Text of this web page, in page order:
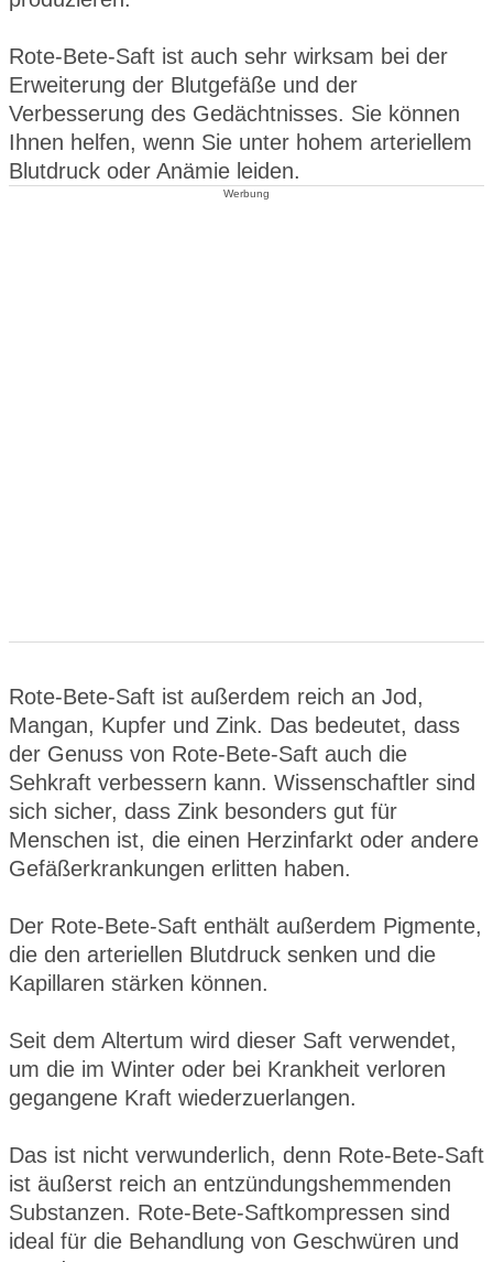
Rote-Bete-Saft ist auch sehr wirksam bei der
Erweiterung der Blutgefäße und der
Verbesserung des Gedächtnisses. Sie können
Ihnen helfen, wenn Sie unter hohem arteriellem
Blutdruck oder Anämie leiden.
Werbung
Rote-Bete-Saft ist außerdem reich an Jod,
Mangan, Kupfer und Zink. Das bedeutet, dass
der Genuss von Rote-Bete-Saft auch die
Sehkraft verbessern kann. Wissenschaftler sind
sich sicher, dass Zink besonders gut für
Menschen ist, die einen Herzinfarkt oder andere
Gefäßerkrankungen erlitten haben.
Der Rote-Bete-Saft enthält außerdem Pigmente,
die den arteriellen Blutdruck senken und die
Kapillaren stärken können.
Seit dem Altertum wird dieser Saft verwendet,
um die im Winter oder bei Krankheit verloren
gegangene Kraft wiederzuerlangen.
Das ist nicht verwunderlich, denn Rote-Bete-Saft
ist äußerst reich an entzündungshemmenden
Substanzen. Rote-Bete-Saftkompressen sind
ideal für die Behandlung von Geschwüren und